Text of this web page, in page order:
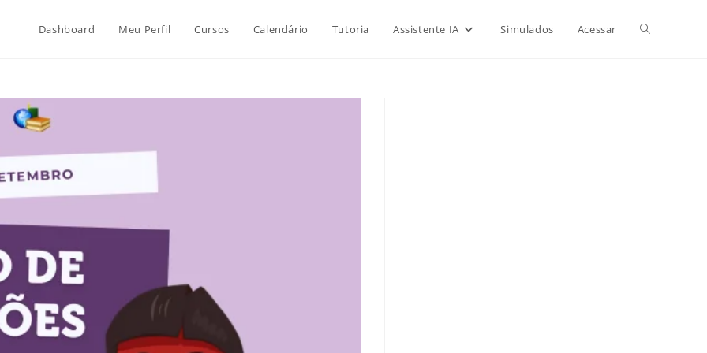
Dashboard Meu Perfil Cursos Calendário Tutoria Assistente IA Simulados Acessar Alternar